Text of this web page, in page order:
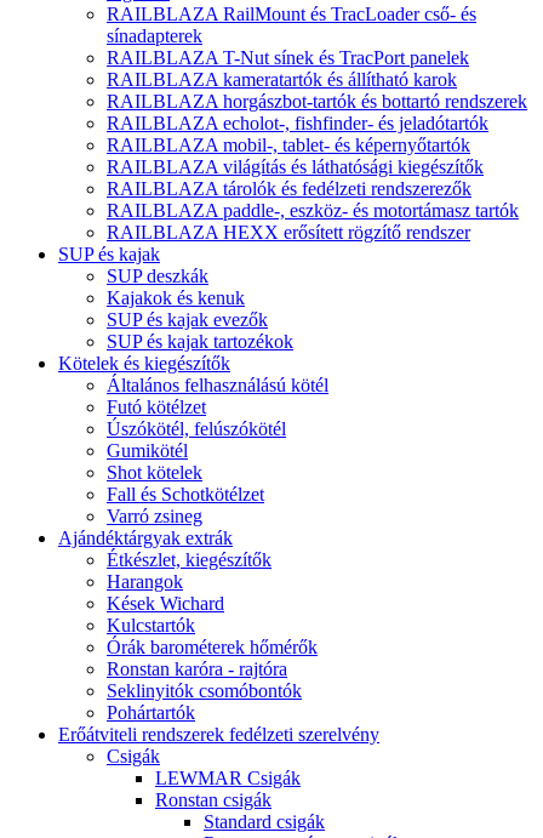
RAILBLAZA RailMount és TracLoader cső- és
sínadapterek
RAILBLAZA T-Nut sínek és TracPort panelek
RAILBLAZA kameratartók és állítható karok
RAILBLAZA horgászbot-tartók és bottartó rendszerek
RAILBLAZA echolot-, fishfinder- és jeladótartók
RAILBLAZA mobil-, tablet- és képernyőtartók
RAILBLAZA világítás és láthatósági kiegészítők
RAILBLAZA tárolók és fedélzeti rendszerezők
RAILBLAZA paddle-, eszköz- és motortámasz tartók
RAILBLAZA HEXX erősített rögzítő rendszer
SUP és kajak
SUP deszkák
Kajakok és kenuk
SUP és kajak evezők
SUP és kajak tartozékok
Kötelek és kiegészítők
Általános felhasználású kötél
Futó kötélzet
Úszókötél, felúszókötél
Gumikötél
Shot kötelek
Fall és Schotkötélzet
Varró zsineg
Ajándéktárgyak extrák
Étkészlet, kiegészítők
Harangok
Kések Wichard
Kulcstartók
Órák barométerek hőmérők
Ronstan karóra - rajtóra
Seklinyitók csomóbontók
Pohártartók
Erőátviteli rendszerek fedélzeti szerelvény
Csigák
LEWMAR Csigák
Ronstan csigák
Standard csigák